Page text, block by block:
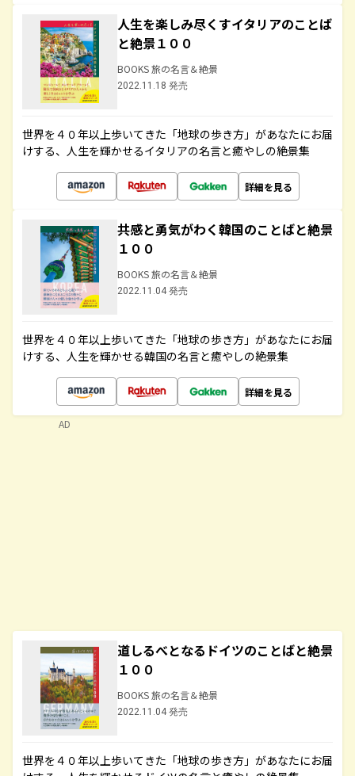
人生を楽しみ尽くすイタリアのことば
と絶景１００
BOOKS 旅の名言＆絶景
2022.11.18 発売
世界を４０年以上歩いてきた「地球の歩き方」があなたにお届
けする、人生を輝かせるイタリアの名言と癒やしの絶景集
詳細を見る
共感と勇気がわく韓国のことばと絶景
１００
BOOKS 旅の名言＆絶景
2022.11.04 発売
世界を４０年以上歩いてきた「地球の歩き方」があなたにお届
けする、人生を輝かせる韓国の名言と癒やしの絶景集
詳細を見る
道しるべとなるドイツのことばと絶景
１００
BOOKS 旅の名言＆絶景
2022.11.04 発売
世界を４０年以上歩いてきた「地球の歩き方」があなたにお届
AD